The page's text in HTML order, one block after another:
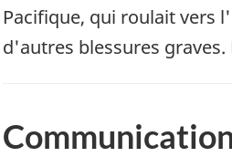
Pacifique, qui roulait vers
d'autres blessures